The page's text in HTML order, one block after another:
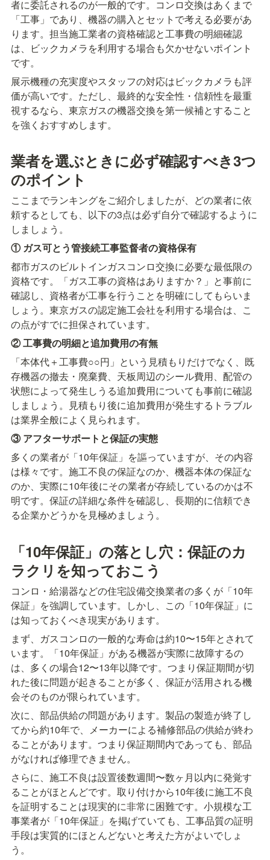
者に委託されるのが一般的です。コンロ交換はあくまで
「工事」であり、機器の購入とセットで考える必要があ
ります。担当施工業者の資格確認と工事費の明細確認
は、ビックカメラを利用する場合も欠かせないポイント
です。
展示機種の充実度やスタッフの対応はビックカメラも評
価が高いです。ただし、最終的な安全性・信頼性を最重
視するなら、東京ガスの機器交換を第一候補とすること
を強くおすすめします。
業者を選ぶときに必ず確認すべき3つ
のポイント
ここまでランキングをご紹介しましたが、どの業者に依
頼するとしても、以下の3点は必ず自分で確認するように
しましょう。
① ガス可とう管接続工事監督者の資格保有
都市ガスのビルトインガスコンロ交換に必要な最低限の
資格です。「ガス工事の資格はありますか？」と事前に
確認し、資格者が工事を行うことを明確にしてもらいま
しょう。東京ガスの認定施工会社を利用する場合は、こ
の点がすでに担保されています。
② 工事費の明細と追加費用の有無
「本体代＋工事費○○円」という見積もりだけでなく、既
存機器の撤去・廃棄費、天板周辺のシール費用、配管の
状態によって発生しうる追加費用についても事前に確認
しましょう。見積もり後に追加費用が発生するトラブル
は業界全般によく見られます。
③ アフターサポートと保証の実態
多くの業者が「10年保証」を謳っていますが、その内容
は様々です。施工不良の保証なのか、機器本体の保証な
のか、実際に10年後にその業者が存続しているのかは不
明です。保証の詳細な条件を確認し、長期的に信頼でき
る企業かどうかを見極めましょう。
「10年保証」の落とし穴：保証のカ
ラクリを知っておこう
コンロ・給湯器などの住宅設備交換業者の多くが「10年
保証」を強調しています。しかし、この「10年保証」に
は知っておくべき現実があります。
まず、ガスコンロの一般的な寿命は約10〜15年とされて
います。「10年保証」がある機器が実際に故障するの
は、多くの場合12〜13年以降です。つまり保証期間が切
れた後に問題が起きることが多く、保証が活用される機
会そのものが限られています。
次に、部品供給の問題があります。製品の製造が終了し
てから約10年で、メーカーによる補修部品の供給が終わ
ることがあります。つまり保証期間内であっても、部品
がなければ修理できません。
さらに、施工不良は設置後数週間〜数ヶ月以内に発覚す
ることがほとんどです。取り付けから10年後に施工不良
を証明することは現実的に非常に困難です。小規模な工
事業者が「10年保証」を掲げていても、工事品質の証明
手段は実質的にほとんどないと考えた方がよいでしょ
う。